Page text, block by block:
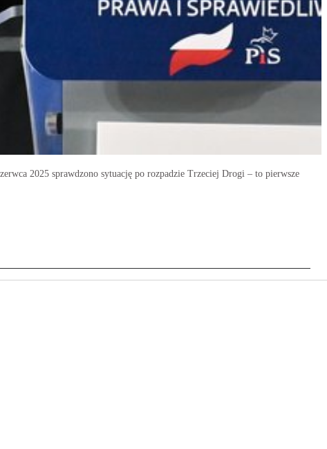
2025 sprawdzono sytuację po rozpadzie Trzeciej Drogi – to pierwsze